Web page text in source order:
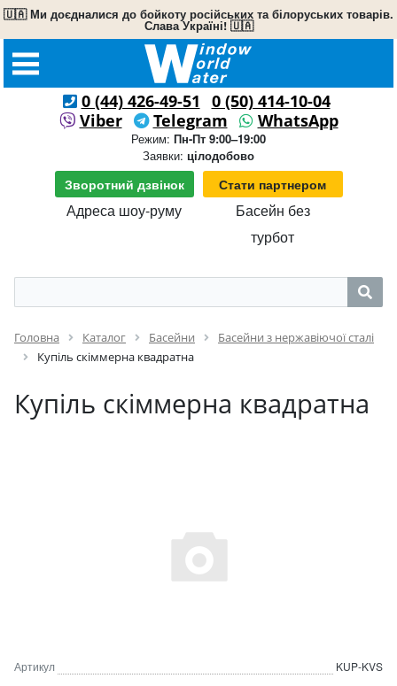
🇺🇦 Ми доєдналися до бойкоту російських та білоруських товарів.
Слава Україні! 🇺🇦
0 (44) 426-49-51
0 (50) 414-10-04
Viber
Telegram WhatsApp
Режим: Пн-Пт 9:00–19:00
Заявки: цілодобово
Зворотний дзвінок Стати партнером
Адреса шоу-руму
Басейн без
турбот
Головна Каталог Басейни
Басейни з нержавіючої сталі
Купіль скіммерна квадратна
Купіль скіммерна квадратна
Артикул KUP-KVS